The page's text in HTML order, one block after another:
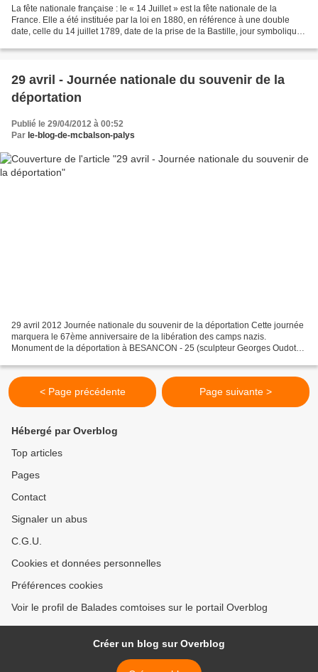
La fête nationale française : le « 14 Juillet » est la fête nationale de la
France. Elle a été instituée par la loi en 1880, en référence à une double
date, celle du 14 juillet 1789, date de la prise de la Bastille, jour symbolique
29 avril - Journée nationale du souvenir de la
déportation
Publié le 29/04/2012 à 00:52
Par le-blog-de-mcbalson-palys
29 avril 2012 Journée nationale du souvenir de la déportation Cette journée
marquera le 67ème anniversaire de la libération des camps nazis.
Monument de la déportation à BESANCON - 25 (sculpteur Georges Oudot)
< Page précédente Page suivante >
Hébergé par Overblog
Top articles
Pages
Contact
Signaler un abus
C.G.U.
Cookies et données personnelles
Préférences cookies
Voir le profil de Balades comtoises sur le portail Overblog
Créer un blog sur Overblog